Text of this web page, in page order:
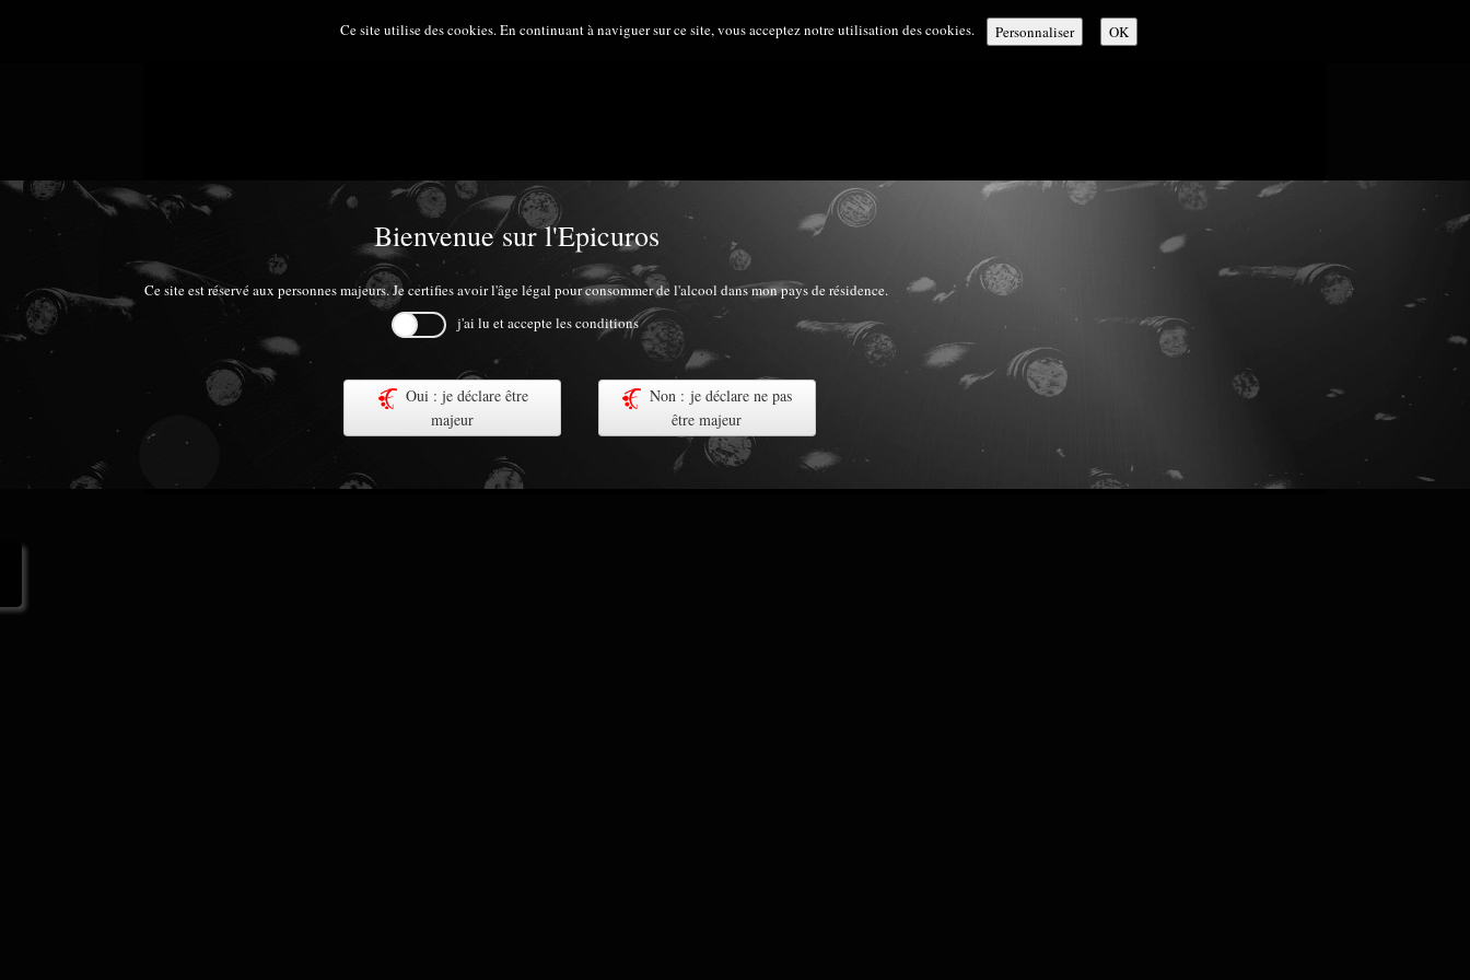
Ce site utilise des cookies. En continuant à naviguer sur ce site, vous acceptez notre utilisation des cookies. Personnaliser OK
Bienvenue sur l'Epicuros
Ce site est réservé aux personnes majeurs. Je certifies avoir l'âge légal pour consommer de l'alcool dans mon pays de résidence.
j'ai lu et accepte les conditions
Oui : je déclare être
majeur
Non : je déclare ne pas
être majeur